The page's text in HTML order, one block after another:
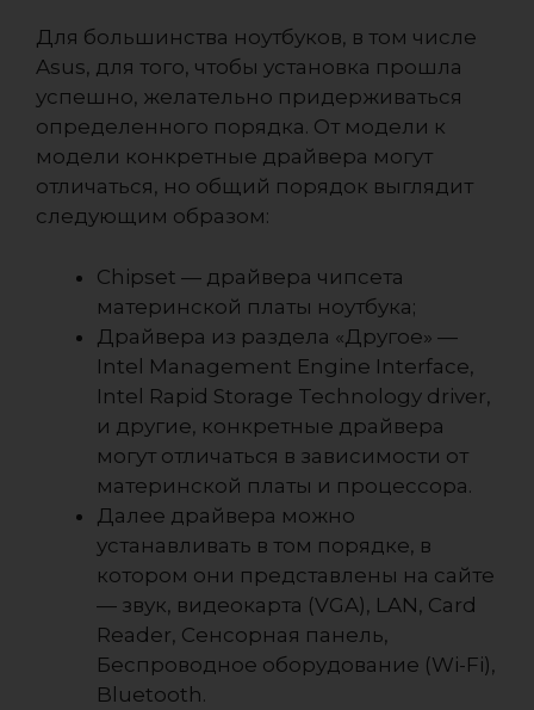
Для большинства ноутбуков, в том числе
Asus, для того, чтобы установка прошла
успешно, желательно придерживаться
определенного порядка. От модели к
модели конкретные драйвера могут
отличаться, но общий порядок выглядит
следующим образом:
Chipset — драйвера чипсета
материнской платы ноутбука;
Драйвера из раздела «Другое» —
Intel Management Engine Interface,
Intel Rapid Storage Technology driver,
и другие, конкретные драйвера
могут отличаться в зависимости от
материнской платы и процессора.
Далее драйвера можно
устанавливать в том порядке, в
котором они представлены на сайте
— звук, видеокарта (VGA), LAN, Card
Reader, Сенсорная панель,
Беспроводное оборудование (Wi-Fi),
Bluetooth.